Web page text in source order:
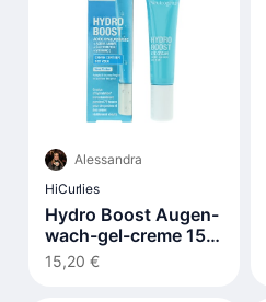
Alessandra
HiCurlies
Hydro Boost Augen-
wach-gel-creme 15
ml
15,20 €